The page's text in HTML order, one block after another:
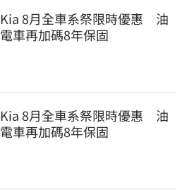
Kia 8月全車系祭限時優惠 油
電車再加碼8年保固
Kia 8月全車系祭限時優惠 油
電車再加碼8年保固